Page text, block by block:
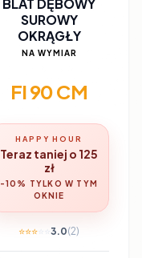
BLAT DĘBOWY
SUROWY
OKRĄGŁY
NA WYMIAR
FI 90 CM
HAPPY HOUR
Teraz taniej o 125
zł
-10% TYLKO W TYM
OKNIE
⭐⭐⭐ ⭐ ⭐3.0(2)